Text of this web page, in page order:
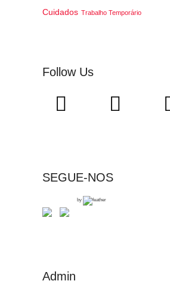
Cuidados Trabalho Temporário
Follow Us
SEGUE-NOS
by
Admin